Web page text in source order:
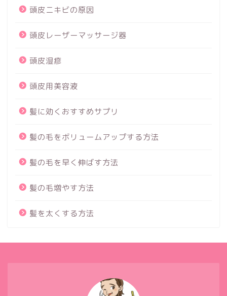
頭皮ニキビの原因
頭皮レーザーマッサージ器
頭皮湿疹
頭皮用美容液
髪に効くおすすめサプリ
髪の毛をボリュームアップする方法
髪の毛を早く伸ばす方法
髪の毛増やす方法
髪を太くする方法